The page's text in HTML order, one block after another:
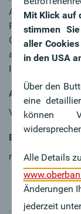
anders, weil…?
Ihre Bewerbung.
Arbeitszeit
Vollzeit oder
Eintrittsdatum
nach Absprache
Mit Klick auf
stimmen
aller
in den USA
Über den
eine
können
Alle Details
Änderungen
jederzeit